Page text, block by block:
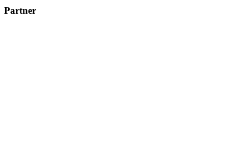
Partner